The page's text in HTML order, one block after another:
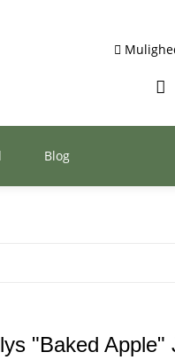
Blog
"Baked Apple"